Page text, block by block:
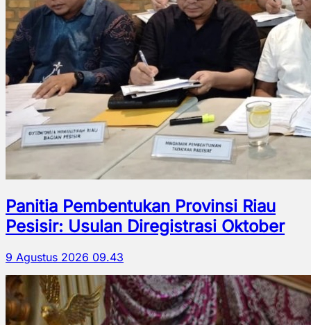
Panitia Pembentukan Provinsi Riau
Pesisir: Usulan Diregistrasi Oktober
9 Agustus 2026 09.43